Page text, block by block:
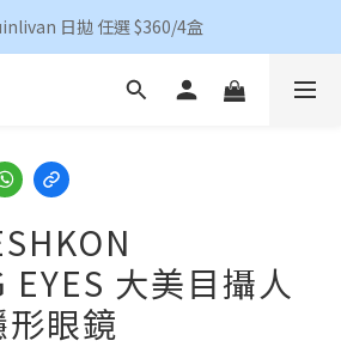
500(澳門HKD 600)順豐包郵
日拋 任選 $360/4盒
HKD 500(澳門HKD 600)順豐包郵
EYES 大美目攝人
眼鏡